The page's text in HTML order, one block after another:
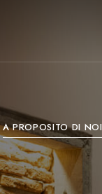
A PROPOSITO DI NOI